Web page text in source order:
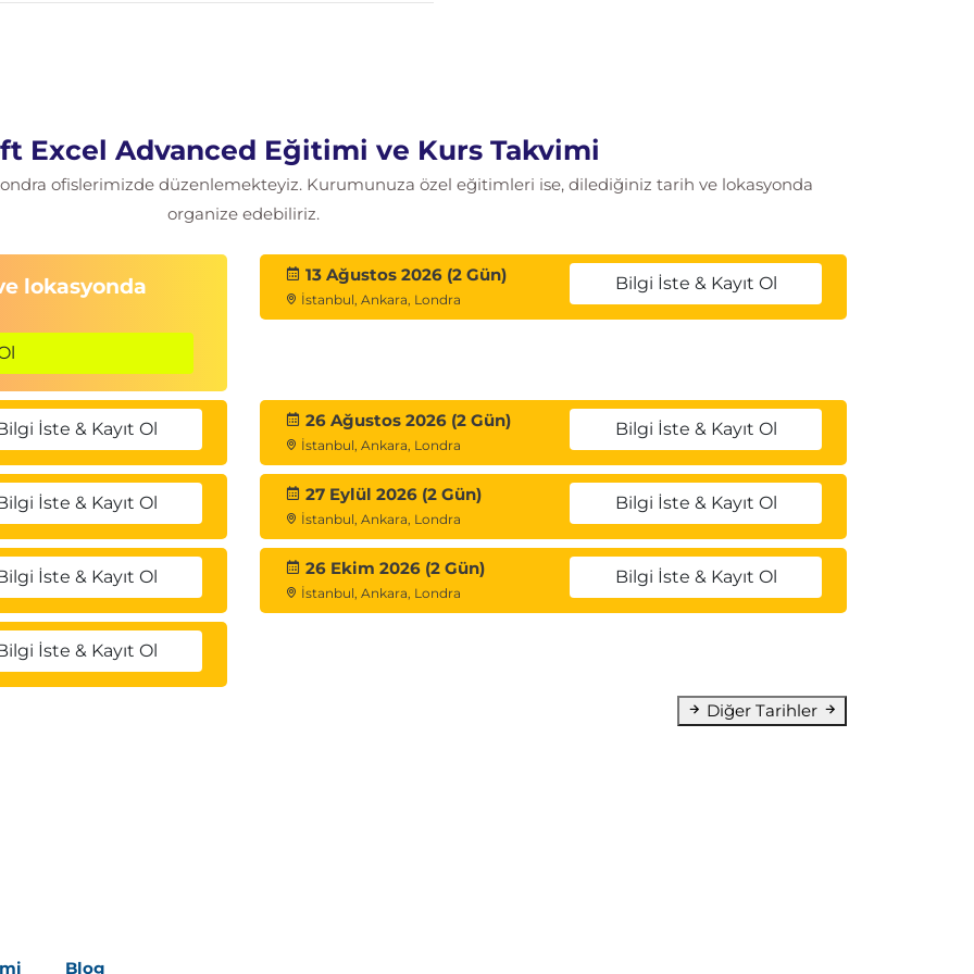
Excel Advanced Eğitimi ve Kurs Takvimi
ofislerimizde düzenlemekteyiz. Kurumunuza özel eğitimleri ise, dilediğiniz tarih ve lokasyonda
organize edebiliriz.
lokasyonda
13 Ağustos 2026 (2 Gün)
İstanbul, Ankara, Londra
Bilgi İste & Kayıt Ol
İste & Kayıt Ol 26 Ağustos 2026 (2 Gün)
İstanbul, Ankara, Londra
Bilgi İste & Kayıt Ol
İste & Kayıt Ol 27 Eylül 2026 (2 Gün)
İstanbul, Ankara, Londra
Bilgi İste & Kayıt Ol
İste & Kayıt Ol 26 Ekim 2026 (2 Gün)
İstanbul, Ankara, Londra
Bilgi İste & Kayıt Ol
İste & Kayıt Ol
Diğer Tarihler
Blog